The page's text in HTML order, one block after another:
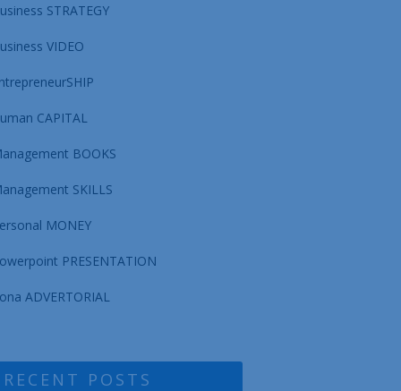
STRATEGY
VIDEO
CAPITAL
BOOKS
SKILLS
MONEY
PRESENTATION
ADVERTORIAL
RECENT POSTS